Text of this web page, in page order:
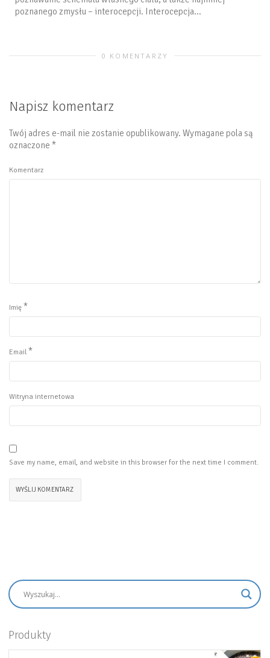
poznanego zmysłu – interocepcji. Interocepcja...
0 KOMENTARZY
Napisz komentarz
Twój adres e-mail nie zostanie opublikowany. Wymagane pola są
oznaczone *
Komentarz
Imię *
Email *
Witryna internetowa
Save my name, email, and website in this browser for the next time I comment.
Produkty